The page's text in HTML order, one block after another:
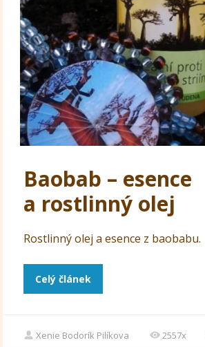
Baobab – esence
a rostlinný olej
Rostlinný olej a esence z baobabu.
Celý článek
Xenie Bodorík Pilíkova 2557x